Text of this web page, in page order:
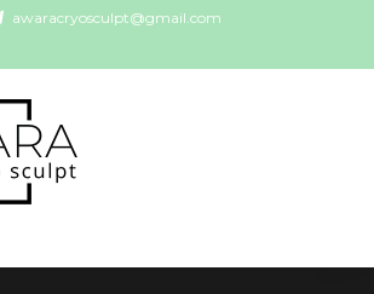
awaracryosculpt@gmail.com